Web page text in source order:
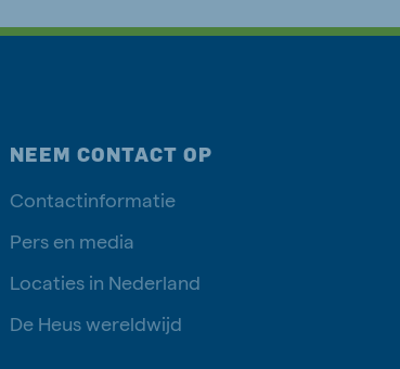
NEEM CONTACT OP
Contactinformatie
Pers en media
Locaties in Nederland
De Heus wereldwijd